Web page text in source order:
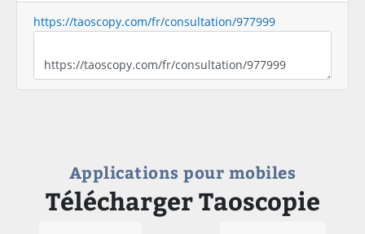
https://taoscopy.com/fr/consultation/977999
Applications pour mobiles
Télécharger Taoscopie